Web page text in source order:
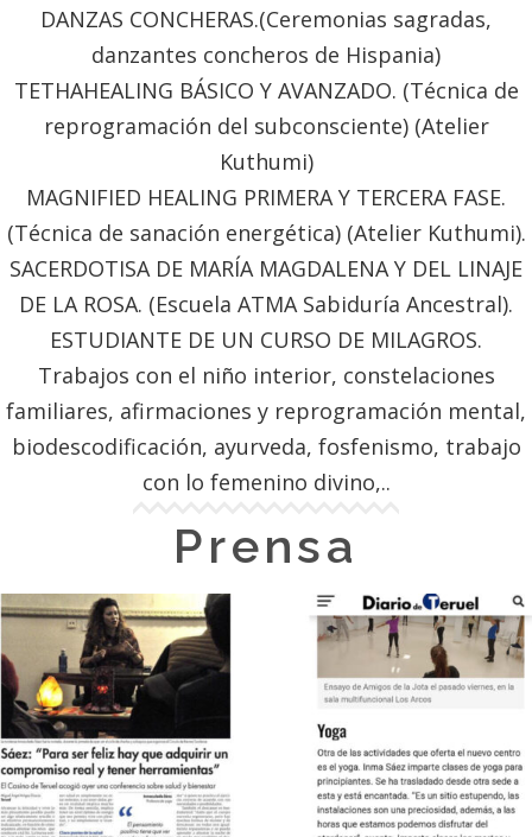
DANZAS CONCHERAS.(Ceremonias sagradas,
danzantes concheros de Hispania)
TETHAHEALING BÁSICO Y AVANZADO. (Técnica de
reprogramación del subconsciente) (Atelier
Kuthumi)
MAGNIFIED HEALING PRIMERA Y TERCERA FASE.
(Técnica de sanación energética) (Atelier Kuthumi).
SACERDOTISA DE MARÍA MAGDALENA Y DEL LINAJE
DE LA ROSA. (Escuela ATMA Sabiduría Ancestral).
ESTUDIANTE DE UN CURSO DE MILAGROS.
Trabajos con el niño interior, constelaciones
familiares, afirmaciones y reprogramación mental,
biodescodificación, ayurveda, fosfenismo, trabajo
con lo femenino divino,..
Prensa